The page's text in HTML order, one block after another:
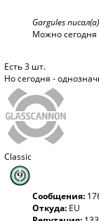
Gargules
Можно сегодня
Есть 3 шт.
Но сегодня -
Classic
Сообщения:
Откуда: EU